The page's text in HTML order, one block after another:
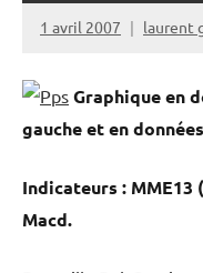
1 avril 2007 laurent
Graphique en
gauche et en
Indicateurs : MME13
Macd.